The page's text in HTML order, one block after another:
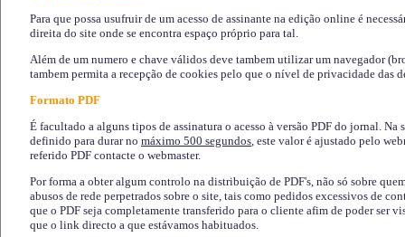
Para que possa usufruir de um acesso de assinante na edição online é
direita do site onde se encontra espaço próprio para tal.
Além de um numero e chave válidos deve tambem utilizar um navegador
tambem permita a recepção de cookies pelo que o nível de privacidade das
Formato PDF
É facultado a alguns tipos de assinatura o acesso à versão PDF do jornal. Na
definido para durar no máximo 500 segundos, este valor é ajustado pelo
referido PDF contacte o webmaster.
Por forma a obter algum controlo na distribuição de PDF's, não só sobre
abusos de rede perpetrados sobre o site, tais como pedidos excessivos de
que o PDF seja completamente transferido para o cliente afim de poder ser
que o link directo a que estávamos habituados.